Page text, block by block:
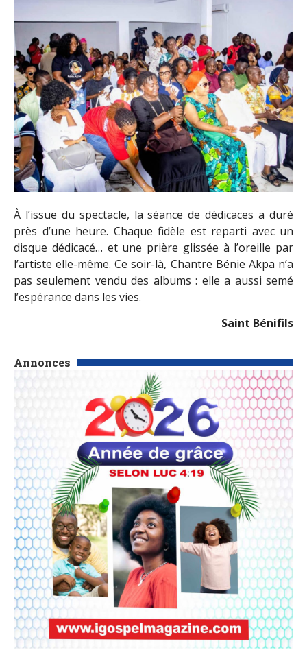
Annonces
À l’issue du spectacle, la séance de dédicaces a duré
près d’une heure. Chaque fidèle est reparti avec un
disque dédicacé… et une prière glissée à l’oreille par
l’artiste elle-même. Ce soir-là, Chantre Bénie Akpa n’a
pas seulement vendu des albums : elle a aussi semé
l’espérance dans les vies.
Saint Bénifils